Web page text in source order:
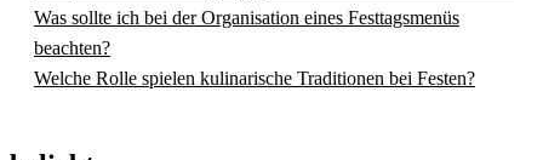
Was sollte ich bei der Organisation eines Festtagsmenüs
beachten?
Welche Rolle spielen kulinarische Traditionen bei Festen?